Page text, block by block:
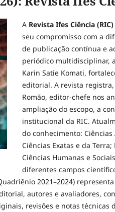
A Revista Ifes Ciência (RIC)
seu compromisso com a
de publicação contínua e
periódico multidisciplinar,
Karin Satie Komati,
editorial. A revista
Romão, editor-chefe nos
ampliação do escopo, a
institucional da RIC.
do conhecimento:
Ciências Exatas e da
Ciências Humanas e
diferentes campos
2021–2024)
autores e avaliadores,
revisões e notas